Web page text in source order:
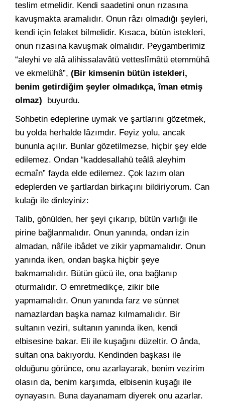
teslim etmelidir. Kendi saadetini onun rızasına
kavuşmakta aramalıdır. Onun râzı olmadığı şeyleri,
kendi için felaket bilmelidir. Kısaca, bütün istekleri,
onun rızasına kavuşmak olmalıdır. Peygamberimiz
“aleyhi ve alâ alihissalavâtü vetteslîmâtü etemmühâ
ve ekmelühâ”, (Bir kimsenin bütün istekleri,
benim getirdiğim şeyler olmadıkça, îman etmiş
olmaz) buyurdu.
Sohbetin edeplerine uymak ve şartlarını gözetmek,
bu yolda herhalde lâzımdır. Feyiz yolu, ancak
bununla açılır. Bunlar gözetilmezse, hiçbir şey elde
edilemez. Ondan “kaddesallahü teâlâ aleyhim
ecmaîn” fayda elde edilemez. Çok lazım olan
edeplerden ve şartlardan birkaçını bildiriyorum. Can
kulağı ile dinleyiniz:
Talib, gönülden, her şeyi çıkarıp, bütün varlığı ile
pirine bağlanmalıdır. Onun yanında, ondan izin
almadan, nâfile ibâdet ve zikir yapmamalıdır. Onun
yanında iken, ondan başka hiçbir şeye
bakmamalıdır. Bütün gücü ile, ona bağlanıp
oturmalıdır. O emretmedikçe, zikir bile
yapmamalıdır. Onun yanında farz ve sünnet
namazlardan başka namaz kılmamalıdır. Bir
sultanın veziri, sultanın yanında iken, kendi
elbisesine bakar. Eli ile kuşağını düzeltir. O ânda,
sultan ona bakıyordu. Kendinden başkası ile
olduğunu görünce, onu azarlayarak, benim vezirim
olasın da, benim karşımda, elbisenin kuşağı ile
oynayasın. Buna dayanamam diyerek onu azarlar.